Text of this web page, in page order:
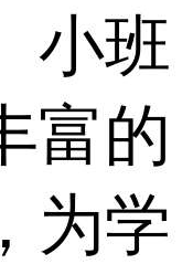
小班
富的
为学